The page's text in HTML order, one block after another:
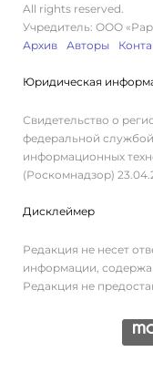
All rights reserved.
Учредитель: ООО
Архив
Авторы
Юридическая
Свидетельство о
федеральной службой
информационных
(Роскомнадзор)
Дисклеймер
Редакция не несет
информации,
Редакция не